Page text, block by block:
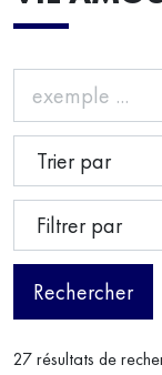
Rechercher
27 résultats de